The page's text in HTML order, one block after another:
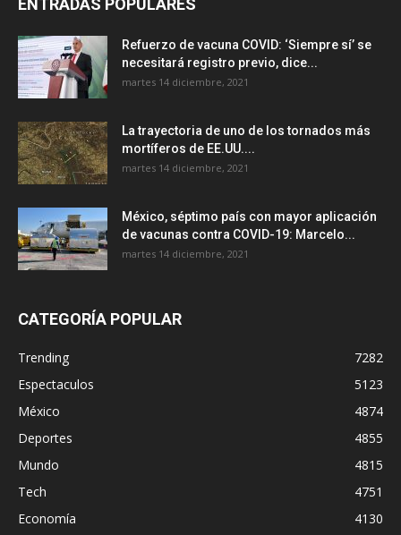
ENTRADAS POPULARES
Refuerzo de vacuna COVID: ‘Siempre sí’ se
necesitará registro previo, dice...
martes 14 diciembre, 2021
La trayectoria de uno de los tornados más
mortíferos de EE.UU....
martes 14 diciembre, 2021
México, séptimo país con mayor aplicación
de vacunas contra COVID-19: Marcelo...
martes 14 diciembre, 2021
CATEGORÍA POPULAR
Trending
7282
Espectaculos
5123
México
4874
Deportes
4855
Mundo
4815
Tech
4751
Economía
4130